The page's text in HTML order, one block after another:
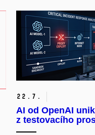
22. 7.
AI od OpenAI
z testovacího